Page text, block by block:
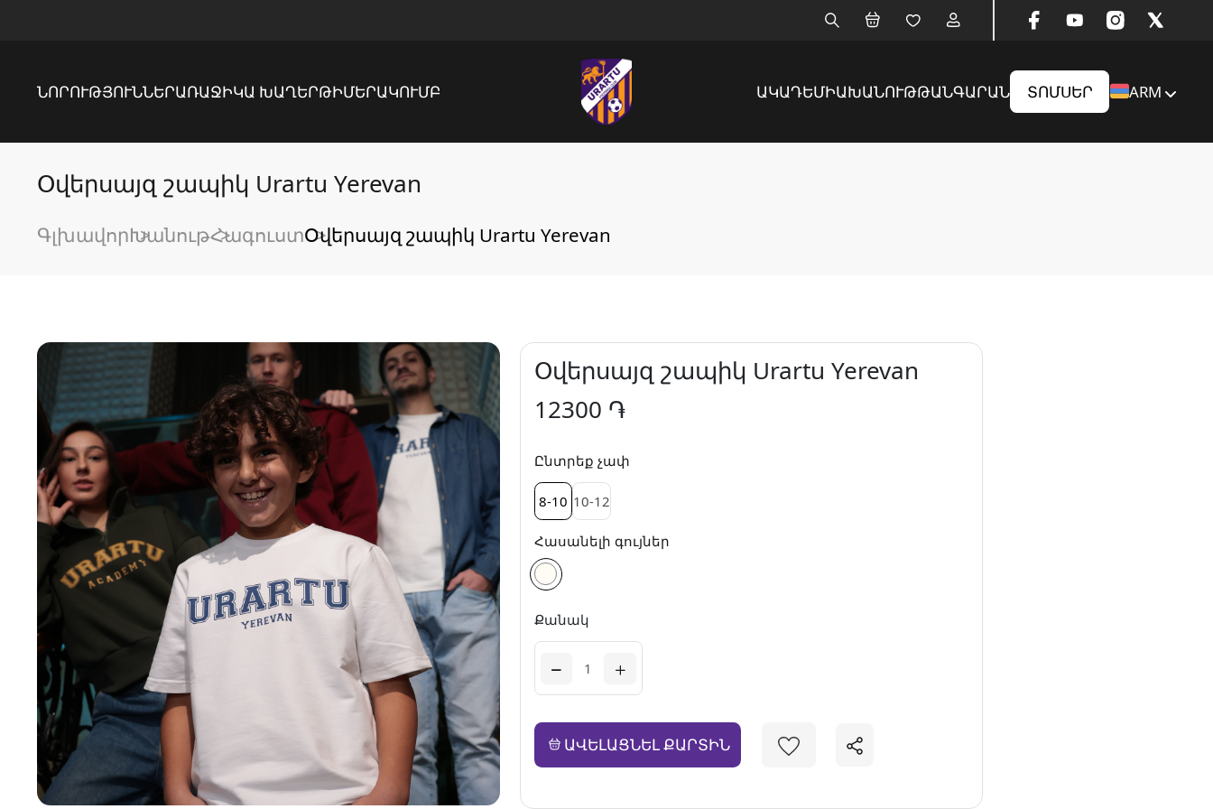
ՆՈՐՈՒԹՅՈՒՆՆԵՐԱՌԱՋԻԿԱ ԽԱՂԵՐԹԻՄԵՐԱԿՈՒՄԲ ԱԿԱԴԵՄԻԱԽԱՆՈՒԹԹԱՆԳԱՐԱՆ ՏՈՄՍԵՐ ARM
Օվերսայզ շապիկ Urartu Yerevan
ԳլխավորԽանութՀագուստՕվերսայզ շապիկ Urartu Yerevan
Օվերսայզ շապիկ Urartu Yerevan
12300 ֏
Ընտրեք չափ
8-10 10-12
Հասանելի գույներ
Քանակ
ԱՎԵԼԱՑՆԵԼ ՔԱՐՏԻՆ